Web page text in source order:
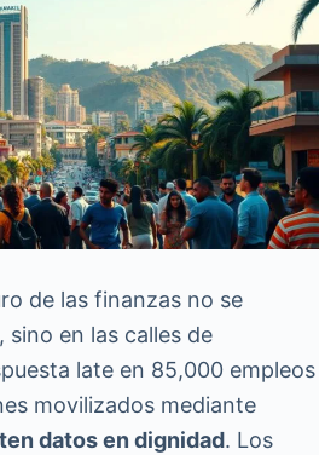
de las finanzas no se
sino en las calles de
late en 85,000 empleos
movilizados mediante
datos en dignidad. Los